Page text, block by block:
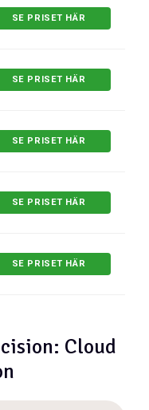
SE PRISET HÄR
SE PRISET HÄR
SE PRISET HÄR
SE PRISET HÄR
SE PRISET HÄR
Cloud